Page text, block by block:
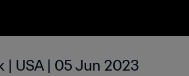
| USA | 05 Jun 2023